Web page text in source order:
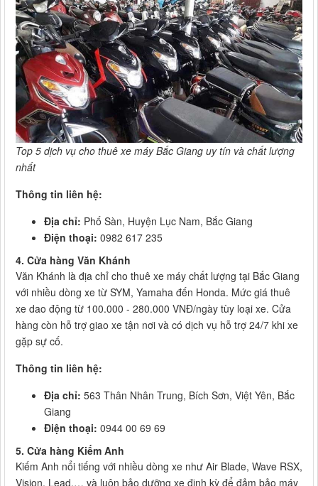
Top 5 dịch vụ cho thuê xe máy Bắc Giang uy tín và chất lượng
nhất
Thông tin liên hệ:
Địa chỉ: Phố Sàn, Huyện Lục Nam, Bắc Giang
Điện thoại: 0982 617 235
4. Cửa hàng Văn Khánh
Văn Khánh là địa chỉ cho thuê xe máy chất lượng tại Bắc Giang
với nhiều dòng xe từ SYM, Yamaha đến Honda. Mức giá thuê
xe dao động từ 100.000 - 280.000 VNĐ/ngày tùy loại xe. Cửa
hàng còn hỗ trợ giao xe tận nơi và có dịch vụ hỗ trợ 24/7 khi xe
gặp sự cố.
Thông tin liên hệ:
Địa chỉ: 563 Thân Nhân Trung, Bích Sơn, Việt Yên, Bắc
Giang
Điện thoại: 0944 00 69 69
5. Cửa hàng Kiếm Anh
Kiếm Anh nổi tiếng với nhiều dòng xe như Air Blade, Wave RSX,
Vision, Lead,… và luôn bảo dưỡng xe định kỳ để đảm bảo máy